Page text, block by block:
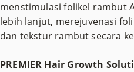
menstimulasi folikel rambut
lebih lanjut, merejuvenasi
dan tekstur rambut secara
PREMIER Hair Growth